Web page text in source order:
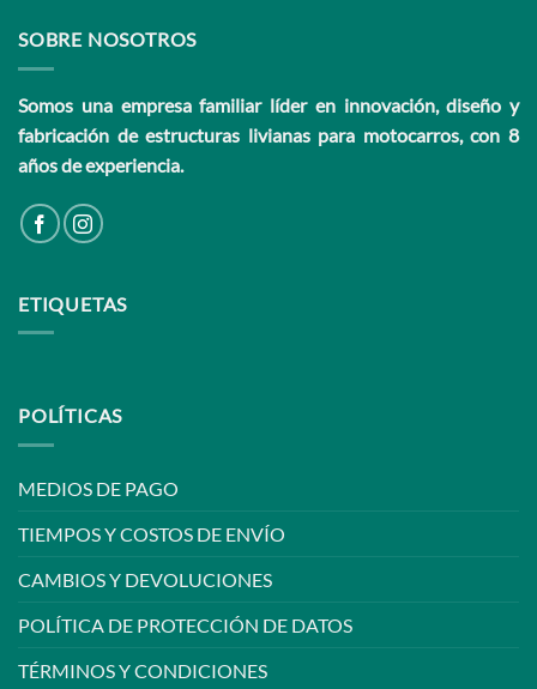
SOBRE NOSOTROS
Somos una empresa familiar líder en innovación, diseño y
fabricación de estructuras livianas para motocarros, con 8
años de experiencia.
ETIQUETAS
POLÍTICAS
MEDIOS DE PAGO
TIEMPOS Y COSTOS DE ENVÍO
CAMBIOS Y DEVOLUCIONES
POLÍTICA DE PROTECCIÓN DE DATOS
TÉRMINOS Y CONDICIONES